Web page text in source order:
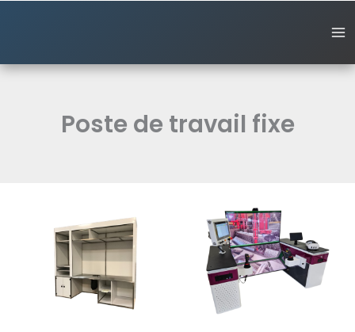
Poste de travail fixe